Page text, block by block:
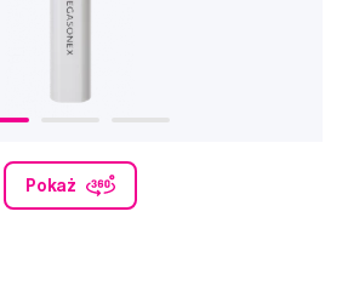
Pokaż